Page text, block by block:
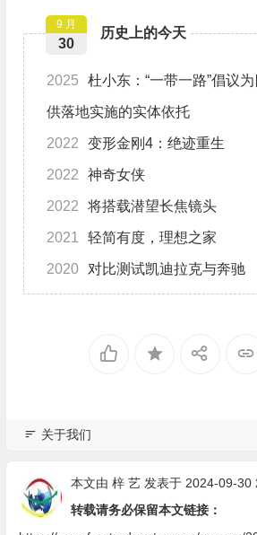
历史上的今天
9 月
30
2025 杜小东：“一带一路”倡议
供落地实施的实体依托
2022 变形金刚4：绝迹重生
2022 神奇女侠
2022 将搭载潜望长焦镜头
2021 轻简有度，理想之家
2020 对比测试凯迪拉克与奔驰
关于我们
本文由 梓 艺发表于 2024-09-30
转载请务必保留本文链接：